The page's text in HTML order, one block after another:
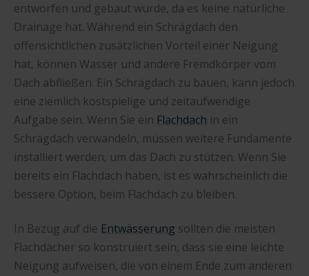
entworfen und gebaut wurde, da es keine natürliche
Drainage hat. Während ein Schrägdach den
offensichtlichen zusätzlichen Vorteil einer Neigung
hat, können Wasser und andere Fremdkörper vom
Dach abfließen. Ein Schrägdach zu bauen, kann jedoch
eine ziemlich kostspielige und zeitaufwendige
Aufgabe sein. Wenn Sie ein Flachdach in ein
Schrägdach verwandeln, müssen weitere Fundamente
installiert werden, um das Dach zu stützen. Wenn Sie
bereits ein Flachdach haben, ist es wahrscheinlich die
bessere Option, beim Flachdach zu bleiben.
In Bezug auf die Entwässerung sollten die meisten
Flachdächer so konstruiert sein, dass sie eine leichte
Neigung aufweisen, die von einem Ende zum anderen